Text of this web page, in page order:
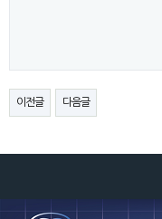
이전글 다음글